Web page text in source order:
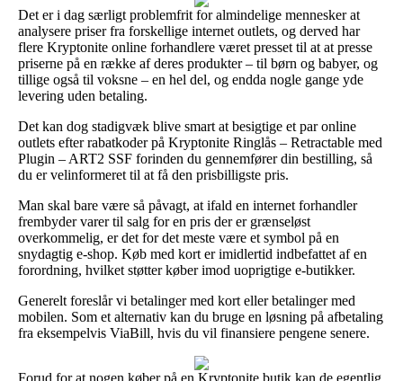
Det er i dag særligt problemfrit for almindelige mennesker at
analysere priser fra forskellige internet outlets, og derved har
flere Kryptonite online forhandlere været presset til at at presse
priserne på en række af deres produkter – til børn og babyer, og
tillige også til voksne – en hel del, og endda nogle gange yde
levering uden betaling.
Det kan dog stadigvæk blive smart at besigtige et par online
outlets efter rabatkoder på Kryptonite Ringlås – Retractable med
Plugin – ART2 SSF forinden du gennemfører din bestilling, så
du er velinformeret til at få den prisbilligste pris.
Man skal bare være så påvagt, at ifald en internet forhandler
frembyder varer til salg for en pris der er grænseløst
overkommelig, er det for det meste være et symbol på en
snydagtig e-shop. Køb med kort er imidlertid indbefattet af en
forordning, hvilket støtter køber imod uoprigtige e-butikker.
Generelt foreslår vi betalinger med kort eller betalinger med
mobilen. Som et alternativ kan du bruge en løsning på afbetaling
fra eksempelvis ViaBill, hvis du vil finansiere pengene senere.
Forud for at nogen køber på en Kryptonite butik kan de egentlig